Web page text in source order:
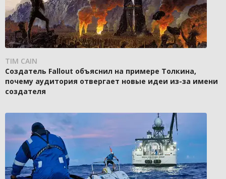
TIM CAIN
Создатель Fallout объяснил на примере Толкина,
почему аудитория отвергает новые идеи из-за имени
создателя